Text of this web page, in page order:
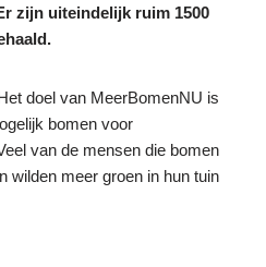
zijn uiteindelijk ruim 1500
doel van MeerBomenNU is
bomen voor
van de mensen die bomen
wilden meer groen in hun tuin